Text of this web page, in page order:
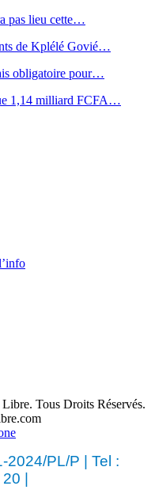
pas lieu cette…
de Kplélé Govié…
obligatoire pour…
1,14 milliard FCFA…
Tous Droits Réservés.
2024/PL/P | Tel :
|